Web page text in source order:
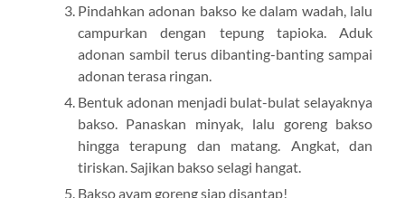
Pindahkan adonan bakso ke dalam wadah, lalu
campurkan dengan tepung tapioka. Aduk
adonan sambil terus dibanting-banting sampai
adonan terasa ringan.
Bentuk adonan menjadi bulat-bulat selayaknya
bakso. Panaskan minyak, lalu goreng bakso
hingga terapung dan matang. Angkat, dan
tiriskan. Sajikan bakso selagi hangat.
Bakso ayam goreng siap disantap!